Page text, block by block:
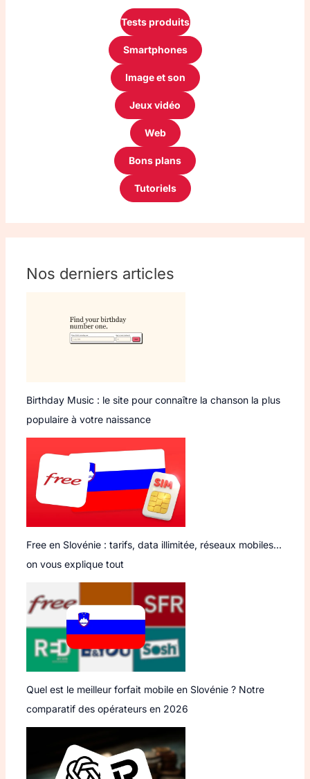
Tests produits
Smartphones
Image et son
Jeux vidéo
Web
Bons plans
Tutoriels
Nos derniers articles
Birthday Music : le site pour connaître la chanson la plus
populaire à votre naissance
Free en Slovénie : tarifs, data illimitée, réseaux mobiles…
on vous explique tout
Quel est le meilleur forfait mobile en Slovénie ? Notre
comparatif des opérateurs en 2026